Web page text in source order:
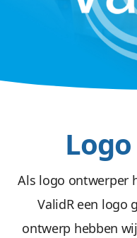
Als logo ontwerper
ValidR een logo
ontwerp hebben